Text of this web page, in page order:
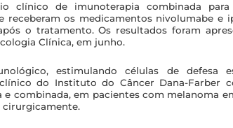
clínico de imunoterapia combinada para
receberam os medicamentos nivolumabe e
o tratamento. Os resultados foram
Clínica, em junho.
estimulando células de defesa
do Instituto do Câncer Dana-Farber
combinada, em pacientes com melanoma
cirurgicamente.